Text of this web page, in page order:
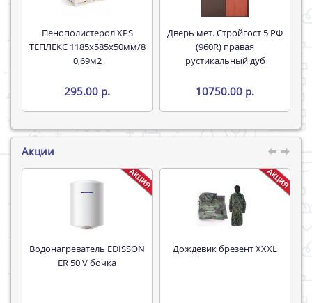
Пенополистерол XPS
ТЕПЛЕКС 1185х585х50мм/8
0,69м2
295.00 р.
Дверь мет. Стройгост 5 РФ
(960R) правая
рустикальный дуб
10750.00 р.
Акции
Водонагреватель EDISSON
ER 50 V бочка
Дождевик брезент XXXL